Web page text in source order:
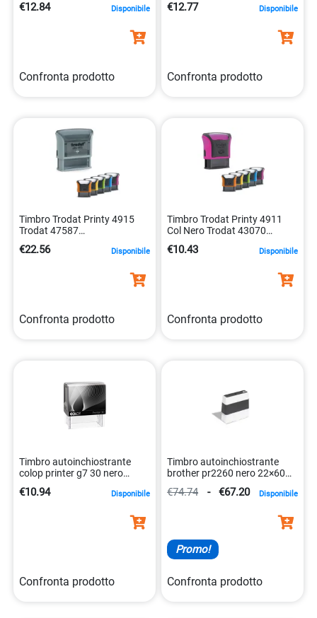
€12.84 Disponibile
Confronta prodotto
€12.77 Disponibile
Confronta prodotto
Timbro Trodat Printy 4915
Trodat 47587
€22.56 Disponibile
Confronta prodotto
Timbro Trodat Printy 4911
Col Nero Trodat 43070
€10.43 Disponibile
Confronta prodotto
Timbro autoinchiostrante
colop printer g7 30 nero
9004362485551
€10.94 Disponibile
Confronta prodotto
Timbro autoinchiostrante
brother pr2260 nero 22×60
4977766673303
€74.74 - €67.20 Disponibile
Promo!
Confronta prodotto